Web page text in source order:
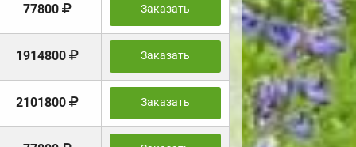
77800 Заказать
1914800 Заказать
2101800 Заказать